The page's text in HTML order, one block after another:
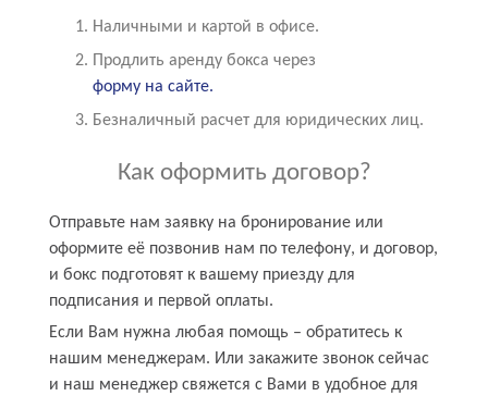
Наличными и картой в офисе.
Продлить аренду бокса через
форму на сайте.
Безналичный расчет для юридических лиц.
Как оформить договор?
Отправьте нам заявку на бронирование или
оформите её позвонив нам по телефону, и договор,
и бокс подготовят к вашему приезду для
подписания и первой оплаты.
Если Вам нужна любая помощь – обратитесь к
нашим менеджерам. Или закажите звонок сейчас
и наш менеджер свяжется с Вами в удобное для